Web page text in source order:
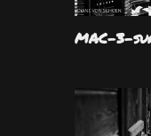
MAC-3-